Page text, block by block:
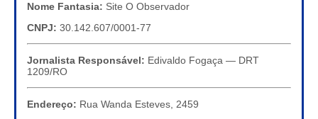
Nome Fantasia: Site O Observador
CNPJ: 30.142.607/0001-77
Jornalista Responsável: Edivaldo Fogaça — DRT
1209/RO
Endereço: Rua Wanda Esteves, 2459